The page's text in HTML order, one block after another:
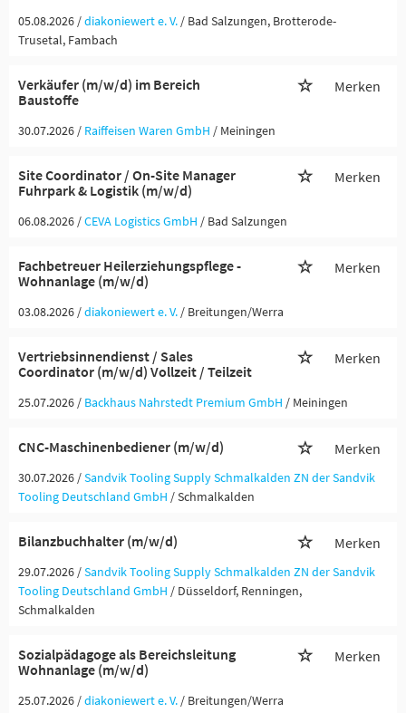
05.08.2026 /diakoniewert e. V. / Bad Salzungen, Brotterode-
Trusetal, Fambach
Verkäufer (m/w/d) im Bereich
Baustoffe
Merken
30.07.2026 / Raiffeisen Waren GmbH / Meiningen
Site Coordinator / On-Site Manager
Fuhrpark & Logistik (m/w/d)
Merken
06.08.2026 /CEVA Logistics GmbH / Bad Salzungen
Fachbetreuer Heilerziehungspflege -
Wohnanlage (m/w/d)
Merken
03.08.2026 /diakoniewert e. V. / Breitungen/Werra
Vertriebsinnendienst / Sales
Coordinator (m/w/d) Vollzeit / Teilzeit
Merken
25.07.2026 / Backhaus Nahrstedt Premium GmbH / Meiningen
CNC-Maschinenbediener (m/w/d) Merken
30.07.2026 /Sandvik Tooling Supply Schmalkalden ZN der Sandvik
Tooling Deutschland GmbH / Schmalkalden
Bilanzbuchhalter (m/w/d) Merken
29.07.2026 /Sandvik Tooling Supply Schmalkalden ZN der Sandvik
Tooling Deutschland GmbH / Düsseldorf, Renningen,
Schmalkalden
Sozialpädagoge als Bereichsleitung
Wohnanlage (m/w/d)
Merken
25.07.2026 /diakoniewert e. V. / Breitungen/Werra